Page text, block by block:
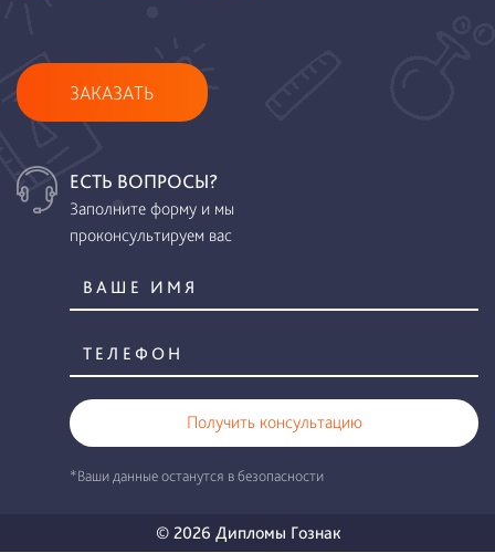
ЗАКАЗАТЬ
ЕСТЬ ВОПРОСЫ?
Заполните форму и мы
проконсультируем вас
Получить консультацию
*Ваши данные останутся в безопасности
© 2026 Дипломы Гознак